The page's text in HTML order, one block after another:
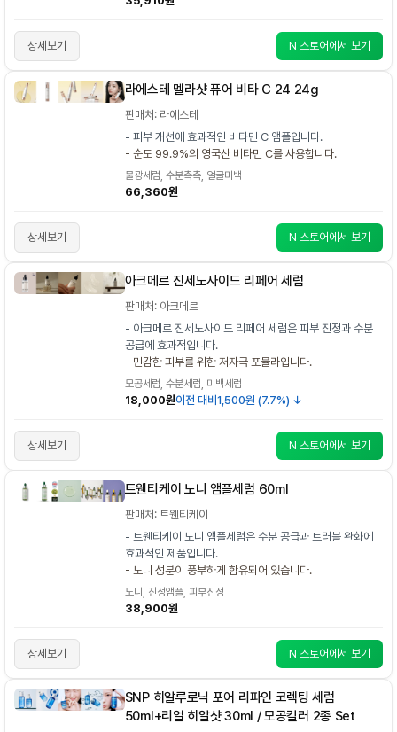
상세보기 N 스토어에서 보기
라에스테 멜라샷 퓨어 비타 C 24 24g
판매처: 라에스테
- 피부 개선에 효과적인 비타민 C 앰플입니다.
- 순도 99.9%의 영국산 비타민 C를 사용합니다.
물광세럼, 수분촉촉, 얼굴미백
66,360원
상세보기 N 스토어에서 보기
아크메르 진세노사이드 리페어 세럼
판매처: 아크메르
- 아크메르 진세노사이드 리페어 세럼은 피부 진정과 수분
공급에 효과적입니다.
- 민감한 피부를 위한 저자극 포뮬라입니다.
모공세럼, 수분세럼, 미백세럼
18,000원이전 대비 1,500원 (7.7%) ↓
상세보기 N 스토어에서 보기
트웬티케이 노니 앰플세럼 60ml
판매처: 트웬티케이
- 트웬티케이 노니 앰플세럼은 수분 공급과 트러블 완화에
효과적인 제품입니다.
- 노니 성분이 풍부하게 함유되어 있습니다.
노니, 진정앰플, 피부진정
38,900원
상세보기 N 스토어에서 보기
SNP 히알루로닉 포어 리파인 코렉팅 세럼
50ml+리얼 히알샷 30ml / 모공킬러 2종 Set